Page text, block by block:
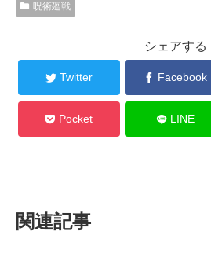
呪術廻戦
シェアする
Twitter Facebook
Pocket LINE
関連記事